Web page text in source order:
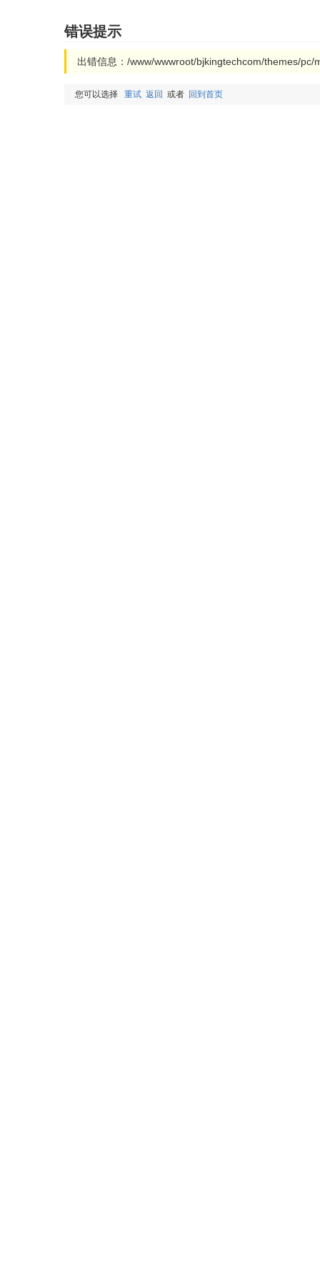
错误提示
出错信息：/www/wwwroot/bjkingtechcom/themes/
您可以选择 重试 返回 或者 回到首页